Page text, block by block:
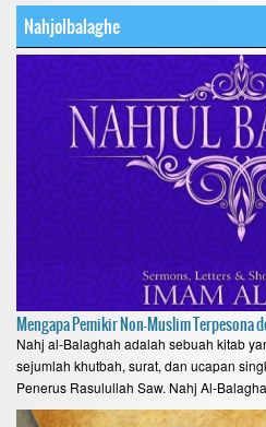
Nahjolbalaghe
Mengapa Pemikir Non-Muslim Terpesona
Nahj al-Balaghah adalah sebuah kitab
sejumlah khutbah, surat, dan ucapan
Penerus Rasulullah Saw. Nahj Al-